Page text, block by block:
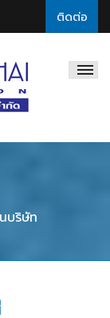
ติดต่อ
บริษัท